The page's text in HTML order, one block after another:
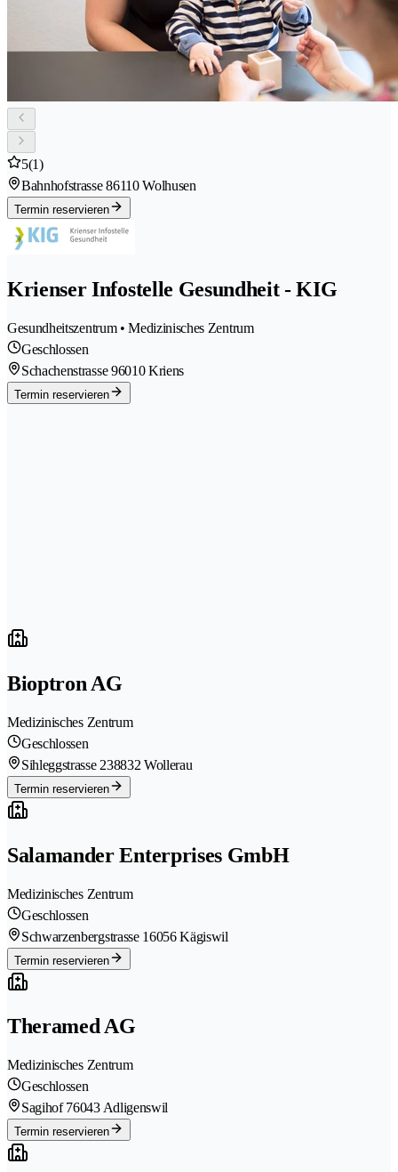
5(1)
Bahnhofstrasse 86110 Wolhusen
Termin reservieren
Krienser Infostelle Gesundheit - KIG
Gesundheitszentrum • Medizinisches Zentrum
Geschlossen
Schachenstrasse 96010 Kriens
Termin reservieren
Bioptron AG
Medizinisches Zentrum
Geschlossen
Sihleggstrasse 238832 Wollerau
Termin reservieren
Salamander Enterprises GmbH
Medizinisches Zentrum
Geschlossen
Schwarzenbergstrasse 16056 Kägiswil
Termin reservieren
Theramed AG
Medizinisches Zentrum
Geschlossen
Sagihof 76043 Adligenswil
Termin reservieren